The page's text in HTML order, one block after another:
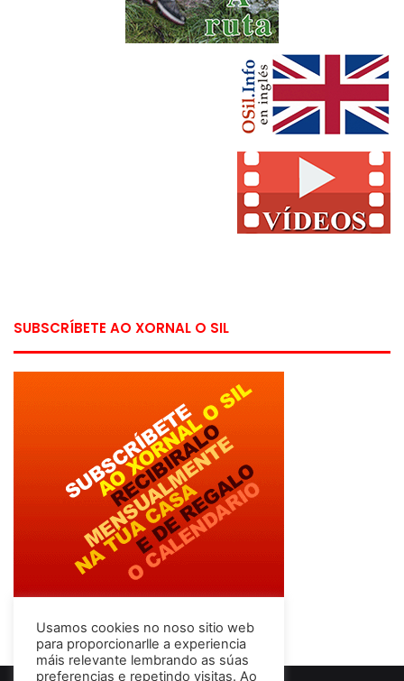
SUBSCRÍBETE AO XORNAL O SIL
Usamos cookies no noso sitio web
para proporcionarlle a experiencia
máis relevante lembrando as súas
preferencias e repetindo visitas. Ao